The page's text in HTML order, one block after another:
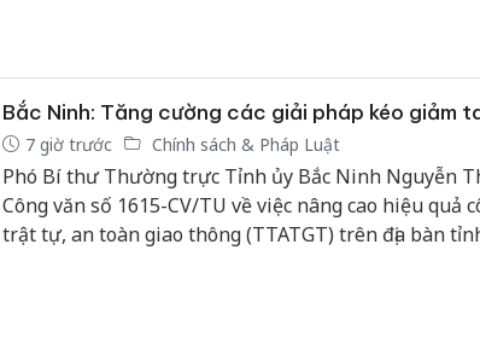
khỏe điện tử trên nền tảng VNeID.
Bắc Ninh: Tăng cường các giải pháp kéo giảm
7 giờ trước Chính sách & Pháp Luật
Phó Bí thư Thường trực Tỉnh ủy Bắc Ninh Nguyễn
Công văn số 1615-CV/TU về việc nâng cao hiệu quả
trật tự, an toàn giao thông (TTATGT) trên địa bàn